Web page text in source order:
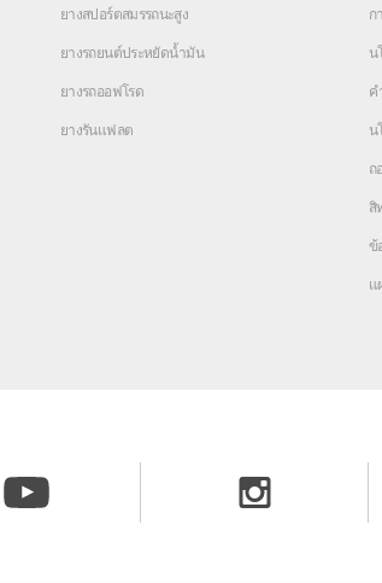
ยางสปอร์ตสมรรถนะสูง
ยางรถยนต์ประหยัดน้ำมัน
ยางรถออฟโรด
ยางรันแฟลต
ก
น
ค
น
ถ
สิ
ข้
แ